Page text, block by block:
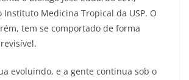
Instituto Medicina Tropical da USP. O
tem se comportado de forma
evoluindo, e a gente continua sob o